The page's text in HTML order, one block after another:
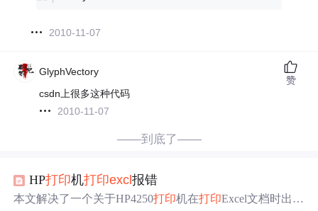
2010-11-07
GlyphVectory
csdn上很多这种代码
2010-11-07
赞
——到底了——
HP打印机打印excl报错
本文解决了一个关于HP4250打印机在打印Excel文档时出现